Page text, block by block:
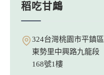
稻吃甘鷓
324台灣桃園市平鎮區
東勢里中興路九龍段
168號1樓